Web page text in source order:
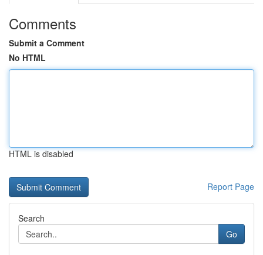
Comments
Submit a Comment
No HTML
HTML is disabled
Report Page
Search
Go